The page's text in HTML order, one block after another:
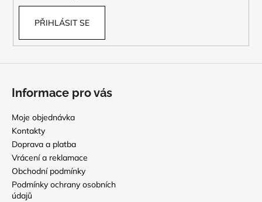
PŘIHLÁSIT SE
Informace pro vás
Moje objednávka
Kontakty
Doprava a platba
Vrácení a reklamace
Obchodní podmínky
Podmínky ochrany osobních
údajů